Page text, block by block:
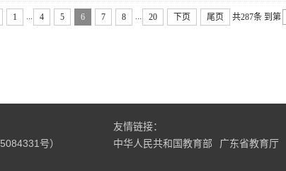
1 4 5 6 7 8 20 下页 尾页 共287条 到第
号）
友情链接：
中华人民共和国教育部
广东省教育厅